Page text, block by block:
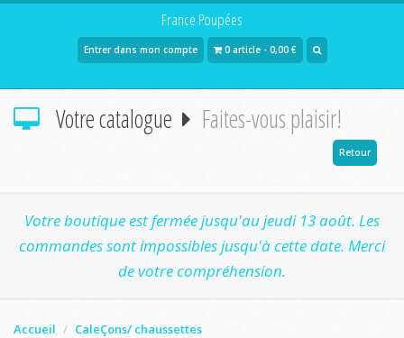
France Poupées
Entrer dans mon compte 0 article - 0,00 €
Votre catalogue Faites-vous plaisir!
Retour
Votre boutique est fermée jusqu'au jeudi 13 août. Les
commandes sont impossibles jusqu'à cette date. Merci
de votre compréhension.
Accueil CaleÇons/ chaussettes